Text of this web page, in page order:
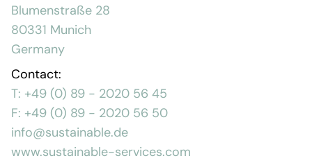
Team
Our Engagement
Contact
Blumenstraße 28
80331 Munich
Germany
Contact:
T: +49 (0) 89 - 2020 56 45
F: +49 (0) 89 - 2020 56 50
info@sustainable.de
www.sustainable-services.com